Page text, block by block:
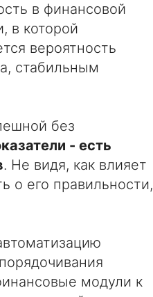
в финансовой
в которой
вероятность
стабильным
без
- есть
. Не видя, как влияет
о его правильности,
модули к